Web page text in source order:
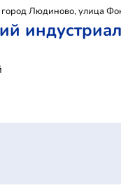
город Людиново, улица